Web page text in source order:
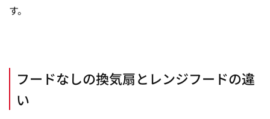
す。
フードなしの換気扇とレンジフードの違
い